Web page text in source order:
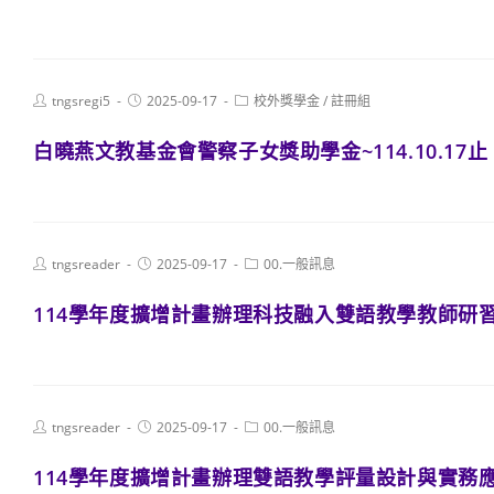
Posttngsregi5
Post2025-09-17
Post校外獎學金/註冊組
白曉燕文教基金會警察子女獎助學金~114.10.17止
Posttngsreader
Post2025-09-17
Post00.一般訊息
114學年度擴增計畫辦理科技融入雙語教學教師研
Posttngsreader
Post2025-09-17
Post00.一般訊息
114學年度擴增計畫辦理雙語教學評量設計與實務